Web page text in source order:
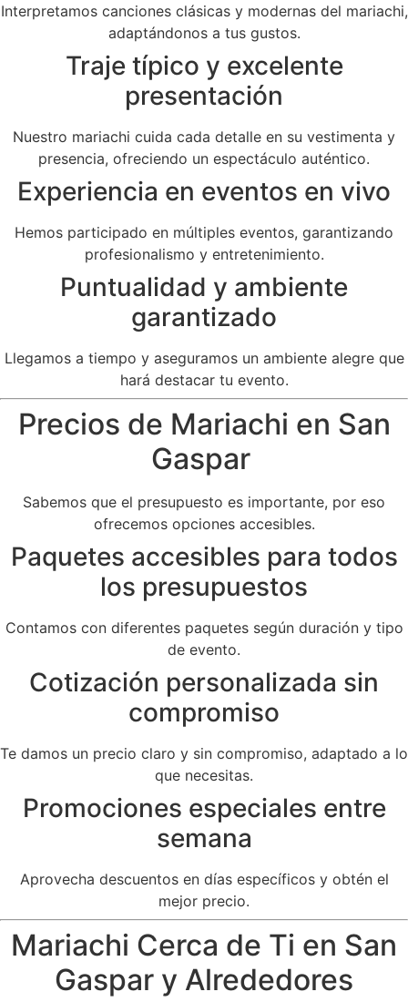
Interpretamos canciones clásicas y modernas del mariachi,
adaptándonos a tus gustos.
Traje típico y excelente
presentación
Nuestro mariachi cuida cada detalle en su vestimenta y
presencia, ofreciendo un espectáculo auténtico.
Experiencia en eventos en vivo
Hemos participado en múltiples eventos, garantizando
profesionalismo y entretenimiento.
Puntualidad y ambiente
garantizado
Llegamos a tiempo y aseguramos un ambiente alegre que
hará destacar tu evento.
Precios de Mariachi en San
Gaspar
Sabemos que el presupuesto es importante, por eso
ofrecemos opciones accesibles.
Paquetes accesibles para todos
los presupuestos
Contamos con diferentes paquetes según duración y tipo
de evento.
Cotización personalizada sin
compromiso
Te damos un precio claro y sin compromiso, adaptado a lo
que necesitas.
Promociones especiales entre
semana
Aprovecha descuentos en días específicos y obtén el
mejor precio.
Mariachi Cerca de Ti en San
Gaspar y Alrededores